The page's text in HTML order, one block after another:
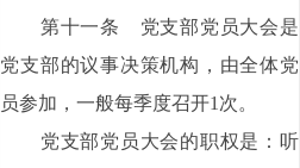
第十一条 党支部党员大会是
党支部的议事决策机构，由全体党
员参加，一般每季度召开1次。
党支部党员大会的职权是：听